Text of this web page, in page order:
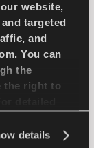
website,
targeted
and
You can
the
the right to
details